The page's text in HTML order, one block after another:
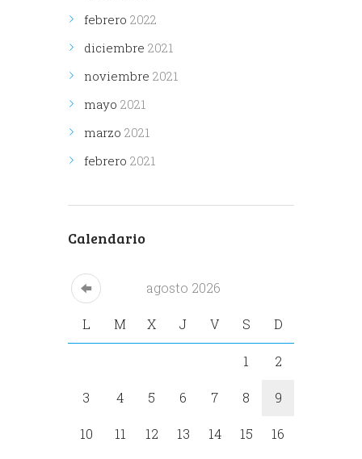
febrero 2022
diciembre 2021
noviembre 2021
mayo 2021
marzo 2021
febrero 2021
Calendario
agosto 2026
L M X J V S D
1 2
3 4 5 6 7 8 9
10 11 12 13 14 15 16